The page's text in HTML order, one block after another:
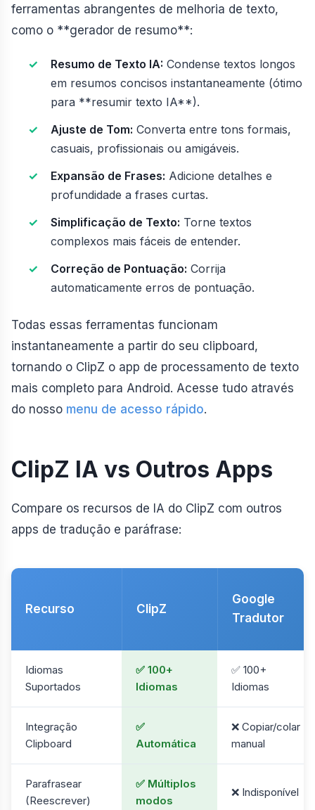
ferramentas abrangentes de melhoria de texto,
como o **gerador de resumo**:
Resumo de Texto IA: Condense textos longos
em resumos concisos instantaneamente (ótimo
para **resumir texto IA**).
Ajuste de Tom: Converta entre tons formais,
casuais, profissionais ou amigáveis.
Expansão de Frases: Adicione detalhes e
profundidade a frases curtas.
Simplificação de Texto: Torne textos
complexos mais fáceis de entender.
Correção de Pontuação: Corrija
automaticamente erros de pontuação.
Todas essas ferramentas funcionam
instantaneamente a partir do seu clipboard,
tornando o ClipZ o app de processamento de texto
mais completo para Android. Acesse tudo através
do nosso menu de acesso rápido.
ClipZ IA vs Outros Apps
Compare os recursos de IA do ClipZ com outros
apps de tradução e paráfrase:
Recurso ClipZ
Google
Tradutor
Idiomas
Suportados
✅ 100+
Idiomas
✅ 100+
Idiomas
Integração
Clipboard
✅
Automática
❌ Copiar/colar
manual
Parafrasear
(Reescrever)
✅ Múltiplos
modos
❌ Indisponível